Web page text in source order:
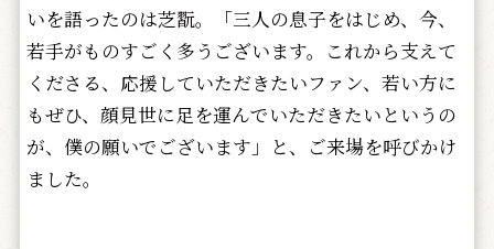
いを語ったのは芝翫。「三人の息子をはじめ、今、
若手がものすごく多うございます。これから支えて
くださる、応援していただきたいファン、若い方に
もぜひ、顔見世に足を運んでいただきたいというの
が、僕の願いでございます」と、ご来場を呼びかけ
ました。